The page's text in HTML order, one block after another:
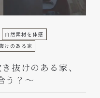
自然素材を体感
けのある家
抜けのある家、
う？～